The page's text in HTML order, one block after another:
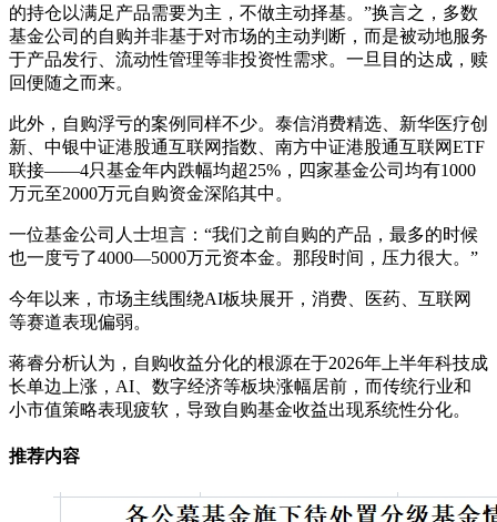
的持仓以满足产品需要为主，不做主动择基。”换言之，多数
基金公司的自购并非基于对市场的主动判断，而是被动地服务
于产品发行、流动性管理等非投资性需求。一旦目的达成，赎
回便随之而来。
此外，自购浮亏的案例同样不少。泰信消费精选、新华医疗创
新、中银中证港股通互联网指数、南方中证港股通互联网ETF
联接——4只基金年内跌幅均超25%，四家基金公司均有1000
万元至2000万元自购资金深陷其中。
一位基金公司人士坦言：“我们之前自购的产品，最多的时候
也一度亏了4000—5000万元资本金。那段时间，压力很大。”
今年以来，市场主线围绕AI板块展开，消费、医药、互联网
等赛道表现偏弱。
蒋睿分析认为，自购收益分化的根源在于2026年上半年科技成
长单边上涨，AI、数字经济等板块涨幅居前，而传统行业和
小市值策略表现疲软，导致自购基金收益出现系统性分化。
推荐内容